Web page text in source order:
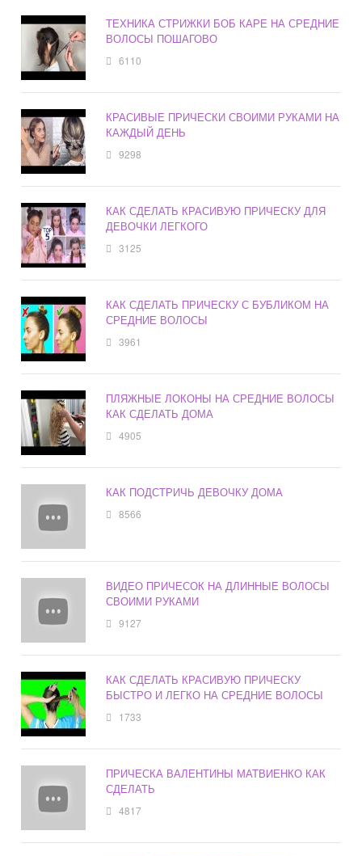
ТЕХНИКА СТРИЖКИ БОБ КАРЕ НА СРЕДНИЕ
ВОЛОСЫ ПОШАГОВО
6110
КРАСИВЫЕ ПРИЧЕСКИ СВОИМИ РУКАМИ НА
КАЖДЫЙ ДЕНЬ
9298
КАК СДЕЛАТЬ КРАСИВУЮ ПРИЧЕСКУ ДЛЯ
ДЕВОЧКИ ЛЕГКОГО
3125
КАК СДЕЛАТЬ ПРИЧЕСКУ С БУБЛИКОМ НА
СРЕДНИЕ ВОЛОСЫ
3961
ПЛЯЖНЫЕ ЛОКОНЫ НА СРЕДНИЕ ВОЛОСЫ
КАК СДЕЛАТЬ ДОМА
4905
КАК ПОДСТРИЧЬ ДЕВОЧКУ ДОМА
8566
ВИДЕО ПРИЧЕСОК НА ДЛИННЫЕ ВОЛОСЫ
СВОИМИ РУКАМИ
9127
КАК СДЕЛАТЬ КРАСИВУЮ ПРИЧЕСКУ
БЫСТРО И ЛЕГКО НА СРЕДНИЕ ВОЛОСЫ
1733
ПРИЧЕСКА ВАЛЕНТИНЫ МАТВИЕНКО КАК
СДЕЛАТЬ
4817